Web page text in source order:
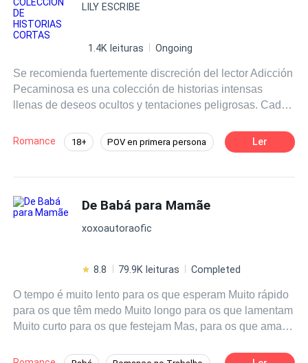
LILY ESCRIBE
1.4K leituras Ongoing
Se recomienda fuertemente discreción del lector Adicción
Pecaminosa es una colección de historias intensas
llenas de deseos ocultos y tentaciones peligrosas. Cada
tensión creciente y pasiones profundas. Estas son
historias cortas completas que van de 7 a 10 capítulos,
control.
Romance 18+ POV en primera persona Ler
De Babá para Mamãe
xoxoautoraofic
8.8 79.9K leituras Completed
O tempo é muito lento para os que esperam Muito rápido
para os que têm medo Muito longo para os que lamentam
Muito curto para os que festejam Mas, para os que amam,